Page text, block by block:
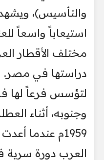
والتأسيس)،
استيعاباً واسعاً
مختلف الأقطار
دراستها في مصر.
لتؤسس فرعاً لها
وجنوبه، أثناء
1959م عندما
العرب دورة